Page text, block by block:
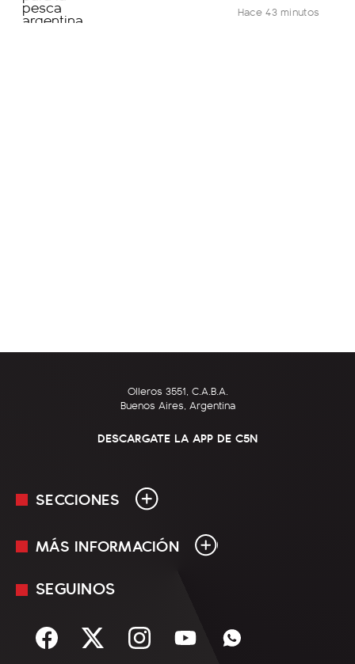
Hace 43 minutos
Olleros 3551, C.A.B.A.
Buenos Aires, Argentina
DESCARGATE LA APP DE C5N
SECCIONES
En Vivo
Sociedad
MÁS INFORMACIÓN
Mediakit
Términos y condiciones
SEGUINOS